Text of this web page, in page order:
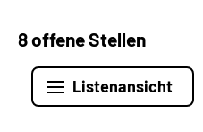
8 offene Stellen
Listenansicht